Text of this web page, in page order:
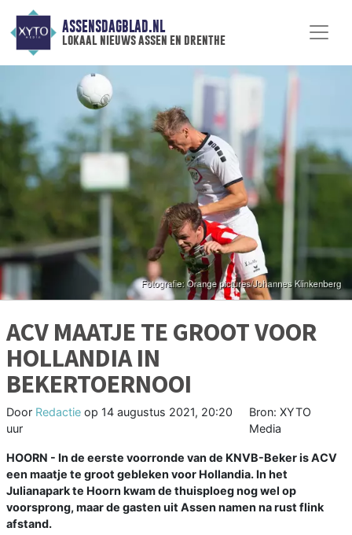
ASSENSDAGBLAD.NL
lokaal nieuws assen en drenthe
ACV MAATJE TE GROOT VOOR
HOLLANDIA IN
BEKERTOERNOOI
Door Redactie op 14 augustus 2021, 20:20
uur
Bron: XYTO
Media
HOORN - In de eerste voorronde van de KNVB-Beker is ACV
een maatje te groot gebleken voor Hollandia. In het
Julianapark te Hoorn kwam de thuisploeg nog wel op
voorsprong, maar de gasten uit Assen namen na rust flink
afstand.